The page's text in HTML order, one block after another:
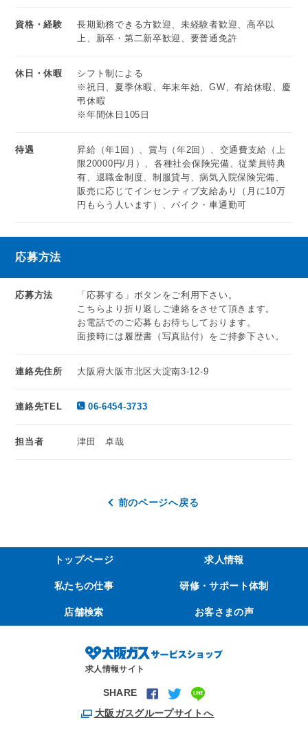
資格・経験
長期勤務できる方歓迎、未経験者歓迎、高卒以
上、新卒・第二新卒歓迎、要普通免許
休日・休暇
シフト制による
※祝日、夏季休暇、年末年始、GW、有給休暇、慶
弔休暇
※年間休日105日
待遇
昇給（年1回）、賞与（年2回）、交通費支給（上
限20000円/月）、各種社会保険完備、従業員特典
有、退職金制度、制服貸与、病気入院保険完備、
販売に応じてインセンティブ支給あり（月に10万
円もらう人います）、バイク・車通勤可
応募方法
応募方法
「応募する」ボタンをご利用下さい。
こちらより折り返しご連絡をさせて頂きます。
お電話でのご応募もお待ちしております。
面接時には履歴書（写真貼付）をご持参下さい。
連絡先住所 大阪府大阪市北区大淀南3-12-9
連絡先TEL 06-6454-3733
担当者 津田 卓哉
前のページへ戻る
トップページ 求人情報
私たちの仕事 研修・サポート体制
店舗検索 お客さまの声
求人情報サイト
SHARE
大阪ガスグループサイトへ